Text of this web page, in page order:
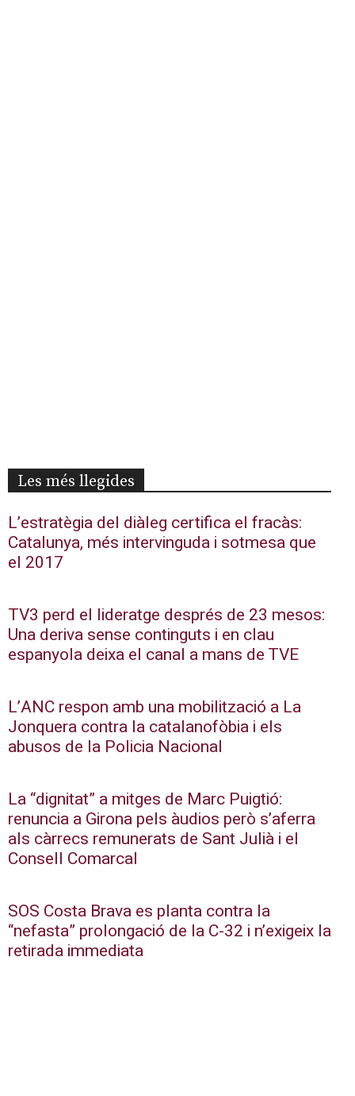
Les més llegides
L’estratègia del diàleg certifica el fracàs:
Catalunya, més intervinguda i sotmesa que
el 2017
TV3 perd el lideratge després de 23 mesos:
Una deriva sense continguts i en clau
espanyola deixa el canal a mans de TVE
L’ANC respon amb una mobilització a La
Jonquera contra la catalanofòbia i els
abusos de la Policia Nacional
La “dignitat” a mitges de Marc Puigtió:
renuncia a Girona pels àudios però s’aferra
als càrrecs remunerats de Sant Julià i el
Consell Comarcal
SOS Costa Brava es planta contra la
“nefasta” prolongació de la C-32 i n’exigeix la
retirada immediata